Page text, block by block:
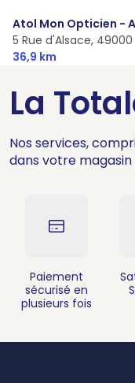
Atol Mon Opticien -
5 Rue d'Alsace, 49000
36,9 km
La
Nos services,
dans votre magasin
Paiement
sécurisé en
plusieurs fois